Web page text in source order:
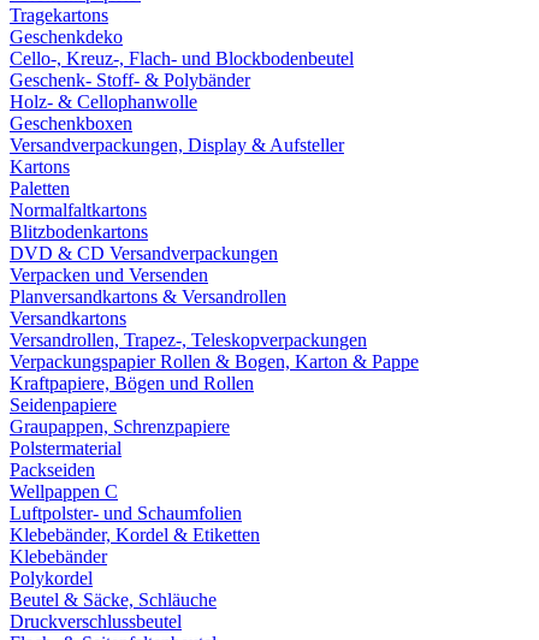
Tragekartons
Geschenkdeko
Cello-, Kreuz-, Flach- und Blockbodenbeutel
Geschenk- Stoff- & Polybänder
Holz- & Cellophanwolle
Geschenkboxen
Versandverpackungen, Display & Aufsteller
Kartons
Paletten
Normalfaltkartons
Blitzbodenkartons
DVD & CD Versandverpackungen
Verpacken und Versenden
Planversandkartons & Versandrollen
Versandkartons
Versandrollen, Trapez-, Teleskopverpackungen
Verpackungspapier Rollen & Bogen, Karton & Pappe
Kraftpapiere, Bögen und Rollen
Seidenpapiere
Graupappen, Schrenzpapiere
Polstermaterial
Packseiden
Wellpappen C
Luftpolster- und Schaumfolien
Klebebänder, Kordel & Etiketten
Klebebänder
Polykordel
Beutel & Säcke, Schläuche
Druckverschlussbeutel